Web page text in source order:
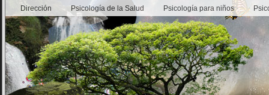
Dirección Psicología de la Salud Psicología para niños